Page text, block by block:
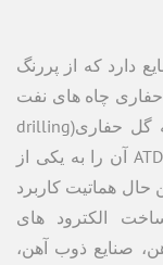
دارد که از پررنگ
چاه های نفت
و گاز اشاره کرد که استفاده آن برای تهیه گل حفاری(drilling
mud) است به نحوی که شرکت ATDM Drilling آن را به یکی از
حال هماتیت کاربرد
الکترود های
صنایع ذوب آهن،